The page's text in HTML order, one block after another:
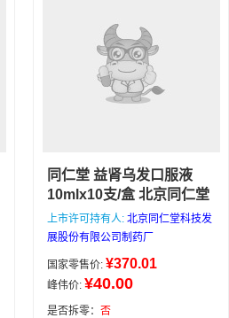
同仁堂 益肾乌发口服液
10mlx10支/盒 北京同仁堂
科技发展股份有限公司制
药厂补肝肾，乌须发。用
落、早白。
发展股份有限公司制药厂
10mlx10支/盒
上市许可持有人: 北京同仁堂科技发
展股份有限公司制药厂
国家零售价: ¥370.01
峰伟价: ¥40.00
是否拆零： 否